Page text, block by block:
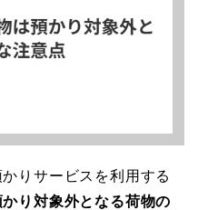
りサービスを利用する
り対象外となる荷物の